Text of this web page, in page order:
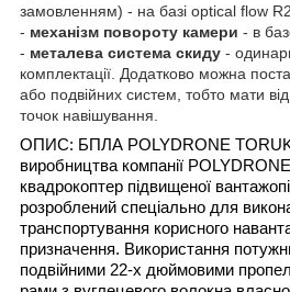
замовленням) - на базі optical flow
- механізм повороту камери - в
- металева система скиду -
комплектації. Додатково можна
або подвійних систем, тобто мати
точок навішування.
ОПИС: БПЛА POLYDRONE
виробництва компанії
квадрокоптер підвищеної
розроблений спеціально для
транспортування корисного
призначення. Використання
подвійними 22-x дюймовими